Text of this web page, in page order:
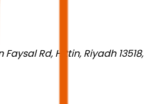
Rd, Hittin, Riyadh 13518,